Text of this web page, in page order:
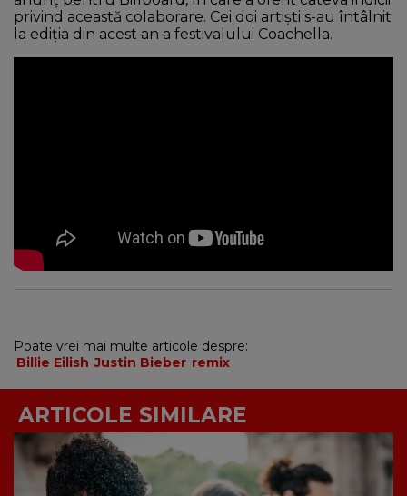
privind această colaborare. Cei doi artiști s-au întâlnit
la ediția din acest an a festivalului Coachella.
Poate vrei mai multe articole despre:
Billie Eilish Justin Bieber remix
ARTICOLE SIMILARE